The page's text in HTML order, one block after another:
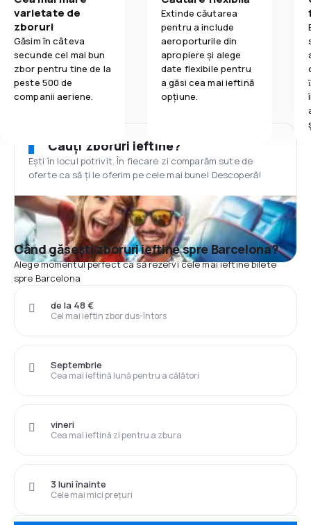
varietate de
zboruri
Găsim în câteva
secunde cel mai bun
zbor pentru tine de la
peste 500 de
companii aeriene.
Extinde căutarea
pentru a include
aeroporturile din
apropiere și alege
date flexibile pentru
a găsi cea mai ieftină
opțiune.
Cauți zboruri ieftine?
Ești în locul potrivit. În fiecare zi comparăm sute de
oferte ca să ți le oferim pe cele mai bune! Descoperă!
Când găsești zboruri ieftine spre Barcelona?
Alege momentul perfect ca să rezervi cele mai ieftine bilete
spre Barcelona
Cel mai ieftin zbor dus-întors
de la 48 €
Cea mai ieftină lună pentru a călători
Septembrie
Cea mai ieftină zi pentru a zbura
vineri
Cele mai mici prețuri
3 luni înainte